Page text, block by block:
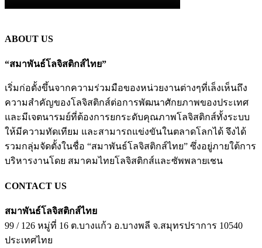
ABOUT US
“สมาพันธ์โลจิสติกส์ไทย”
เริ่มก่อตั้งขึ้นจากความร่วมมือของหน่วยงานต่างๆที่เล็งเห็นถึง
ความสำคัญของโลจิสติกส์ต่อการพัฒนาศักยภาพของประเทศ
และมีเจตนารมย์ที่ต้องการยกระดับคุณภาพโลจิสติกส์ทั้งระบบ
ให้มีความทัดเทียม และสามารถแข่งขันในตลาดโลกได้ จึงได้
รวมกลุ่มจัดตั้งในชื่อ “สมาพันธ์โลจิสติกส์ไทย” ซึ่งอยู่ภายใต้การ
บริหารงานโดย สมาคมไทยโลจิสติกส์และซัพพลายเชน
CONTACT US
สมาพันธ์โลจิสติกส์ไทย
99 / 126 หมู่ที่ 16 ต.บางแก้ว อ.บางพลี จ.สมุทรปราการ 10540
ประเทศไทย